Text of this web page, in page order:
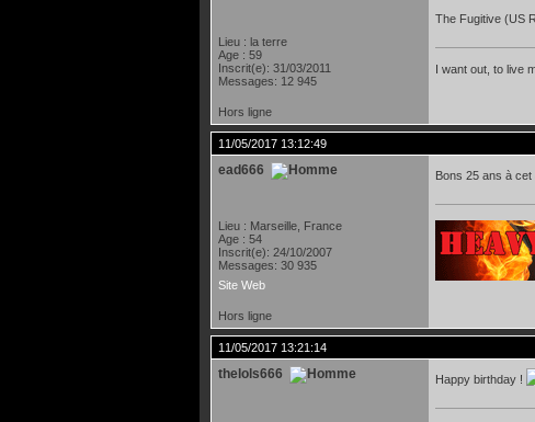
Lieu : la terre
Age : 59
Inscrit(e): 31/03/2011
Messages: 12 945
The Fugitive (US
I want out, to live
Hors ligne
11/05/2017 13:12:49
ead666
Lieu : Marseille, France
Age : 54
Inscrit(e): 24/10/2007
Messages: 30 935
Site Web
Bons 25 ans à
Hors ligne
11/05/2017 13:21:14
thelols666 Happy birthday !